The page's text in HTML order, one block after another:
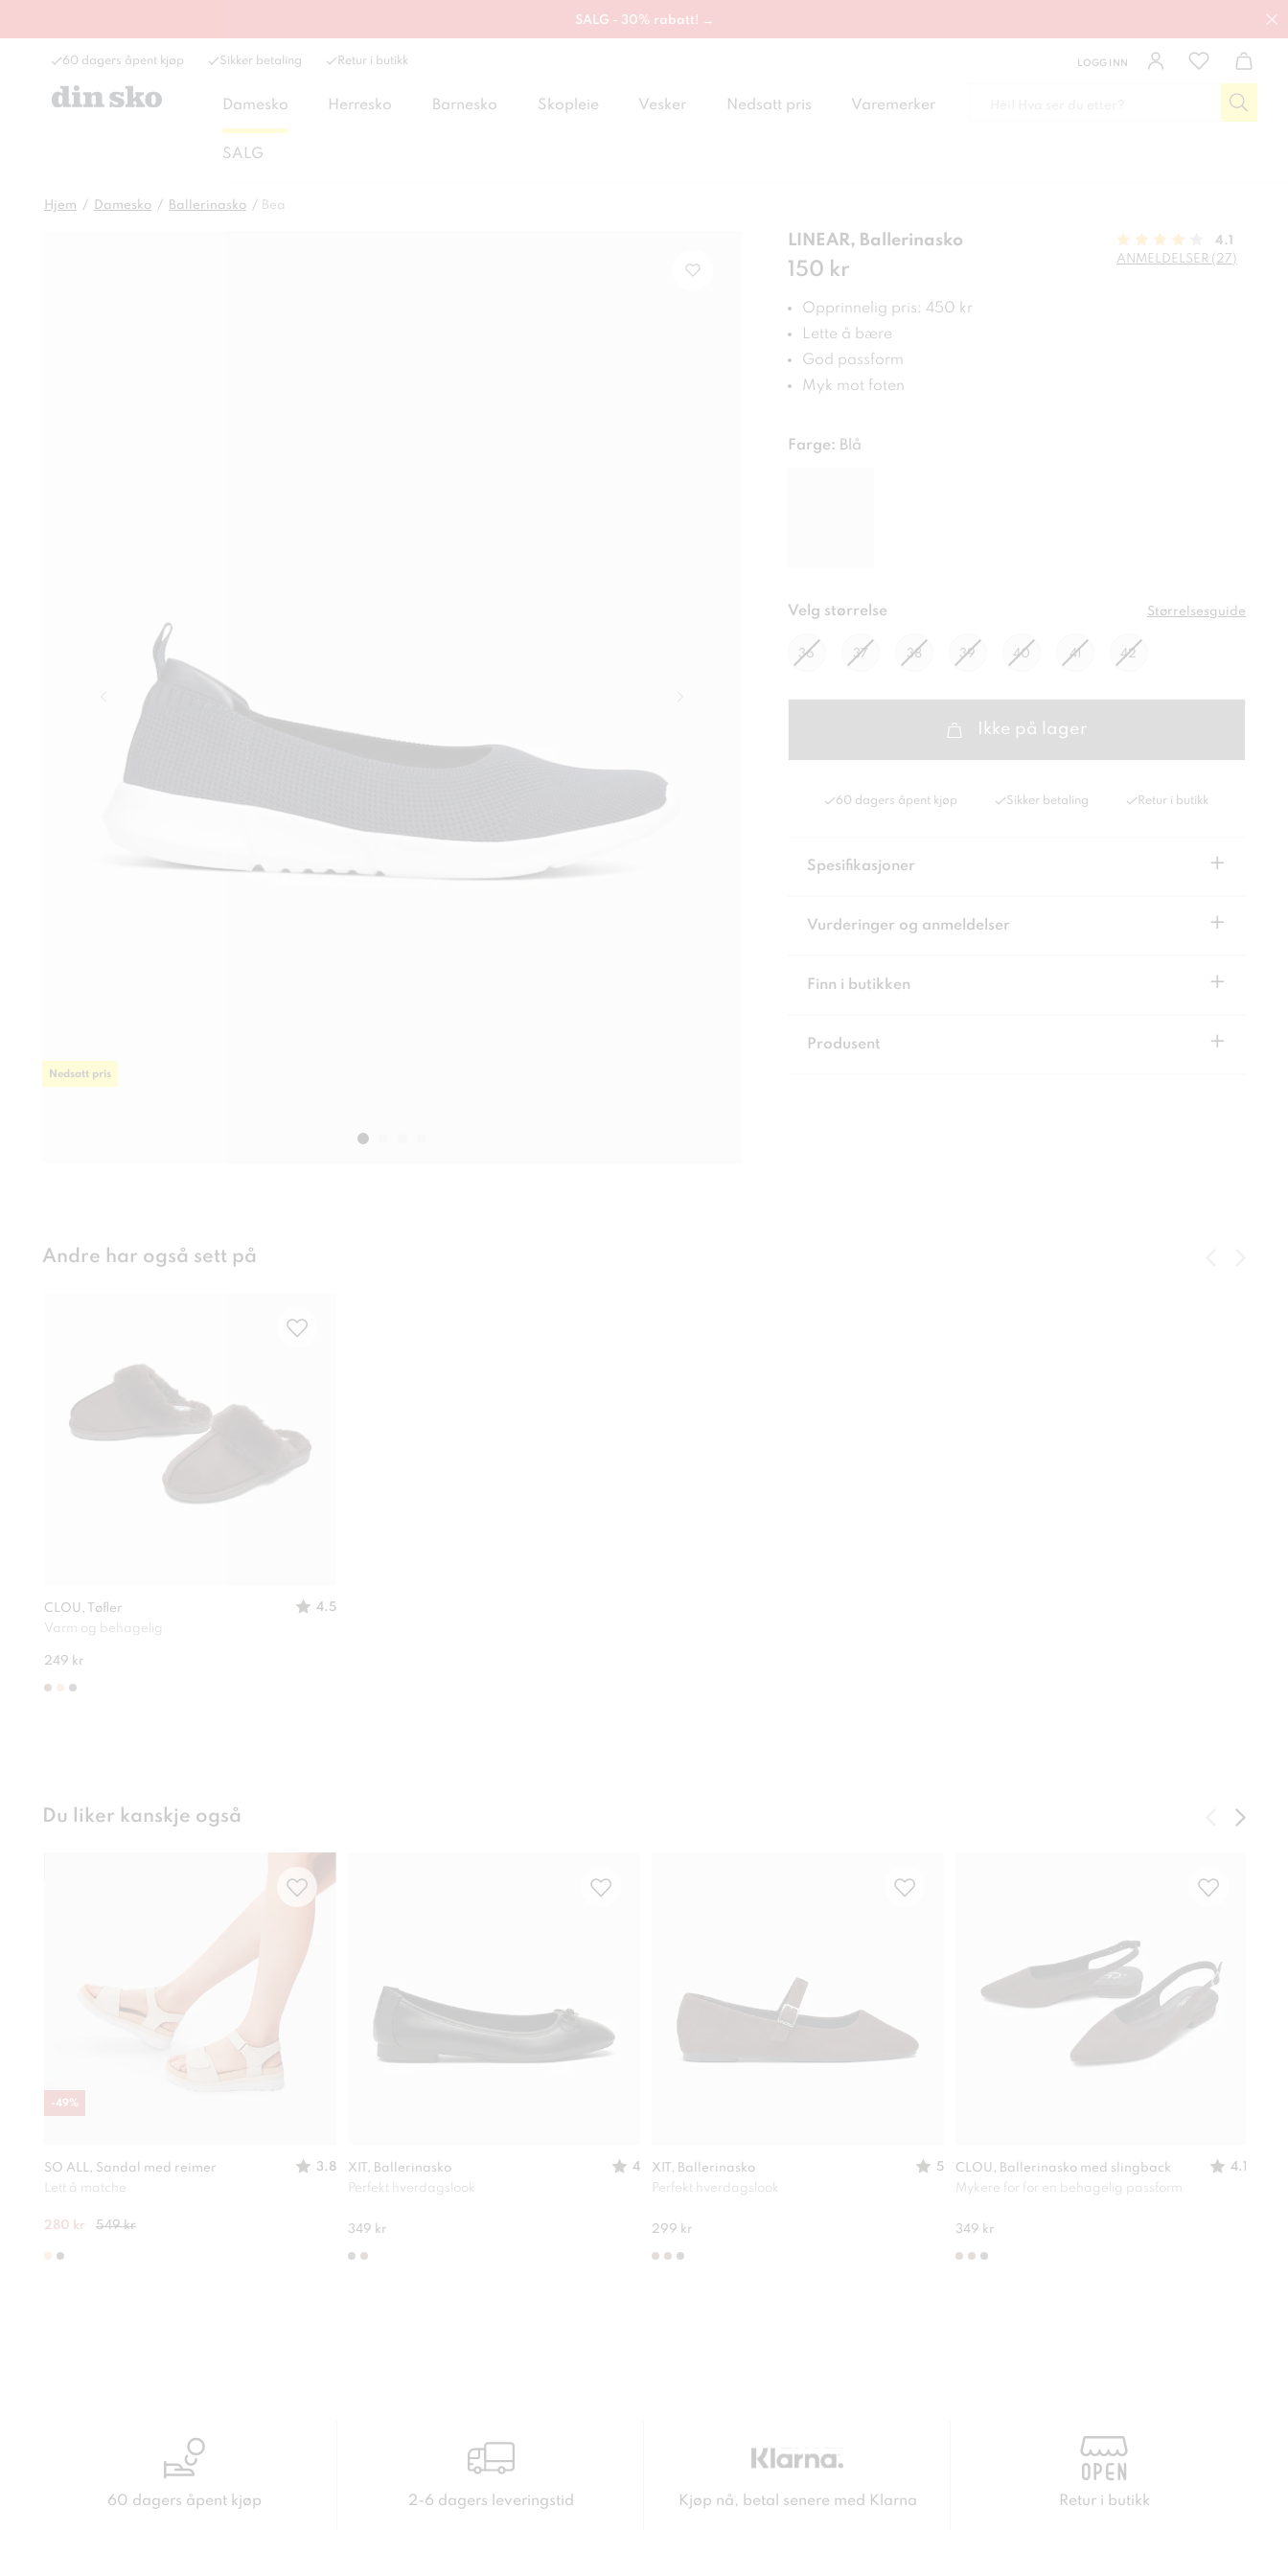
SALG - 30% rabatt! →
60 dagers åpent kjøp Sikker betaling Retur i butikk LOGG INN
Damesko Herresko Barnesko Skopleie Vesker Nedsatt pris Varemerker
SALG
Hjem Damesko Ballerinasko Bea
Nedsatt pris
LINEAR, Ballerinasko
Pris: 150 kr
150 kr
4.1
ANMELDELSER (27)
Opprinnelig pris: 450 kr
Lette å bære
God passform
Myk mot foten
Farge: Blå
Velg størrelse Størrelsesguide
36 37 38 39 40 41 42
Ikke på lager
60 dagers åpent kjøp Sikker betaling Retur i butikk
Spesifikasjoner +
Vurderinger og anmeldelser +
Finn i butikken +
Produsent +
Andre har også sett på
CLOU, Tøfler
4.5
Varm og behagelig
249 kr
Du liker kanskje også
SO ALL, Sandal med reimer
3.8
Lett å matche
280 kr 549 kr
-49%
XIT, Ballerinasko
4
Perfekt hverdagslook
349 kr
XIT, Ballerinasko
5
Perfekt hverdagslook
299 kr
CLOU, Ballerinasko med slingback
4.1
Mykere for for en behagelig passform
349 kr
60 dagers åpent kjøp 2-6 dagers leveringstid Kjøp nå, betal senere med Klarna Retur i butikk